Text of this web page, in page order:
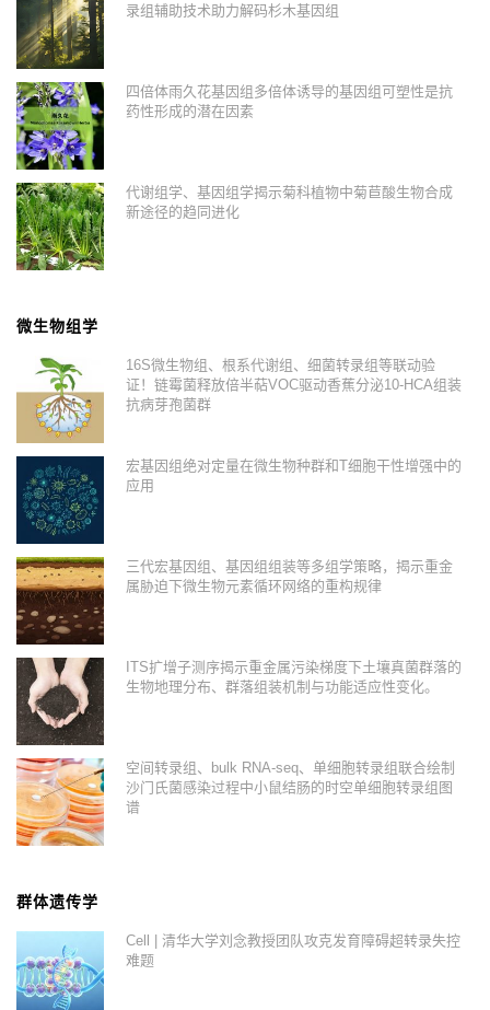
录组辅助技术助力解码杉木基因组
四倍体雨久花基因组多倍体诱导的基因组可塑性是抗
药性形成的潜在因素
代谢组学、基因组学揭示菊科植物中菊苣酸生物合成
新途径的趋同进化
微生物组学
16S微生物组、根系代谢组、细菌转录组等联动验
证！链霉菌释放倍半萜VOC驱动香蕉分泌10-HCA组装
抗病芽孢菌群
宏基因组绝对定量在微生物种群和T细胞干性增强中的
应用
三代宏基因组、基因组组装等多组学策略，揭示重金
属胁迫下微生物元素循环网络的重构规律
ITS扩增子测序揭示重金属污染梯度下土壤真菌群落的
生物地理分布、群落组装机制与功能适应性变化。
空间转录组、bulk RNA-seq、单细胞转录组联合绘制
沙门氏菌感染过程中小鼠结肠的时空单细胞转录组图
谱
群体遗传学
Cell | 清华大学刘念教授团队攻克发育障碍超转录失控
难题